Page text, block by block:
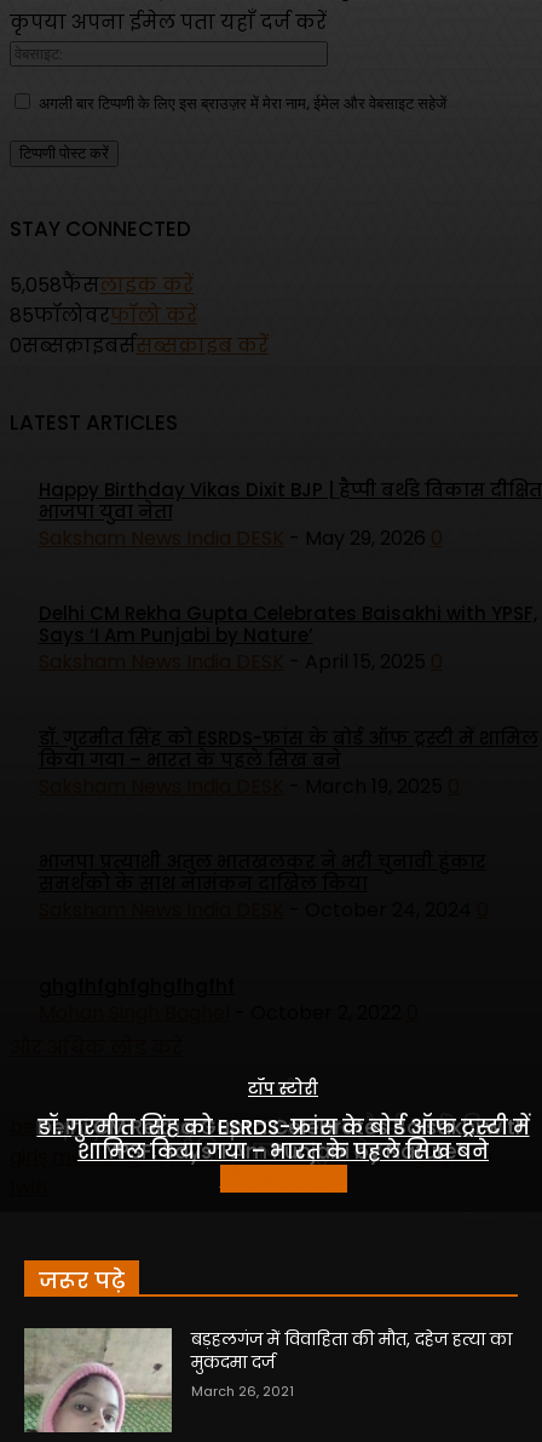
जरूर पढ़े
बड़हलगंज में विवाहिता की मौत, दहेज हत्या का
मुकदमा दर्ज
March 26, 2021